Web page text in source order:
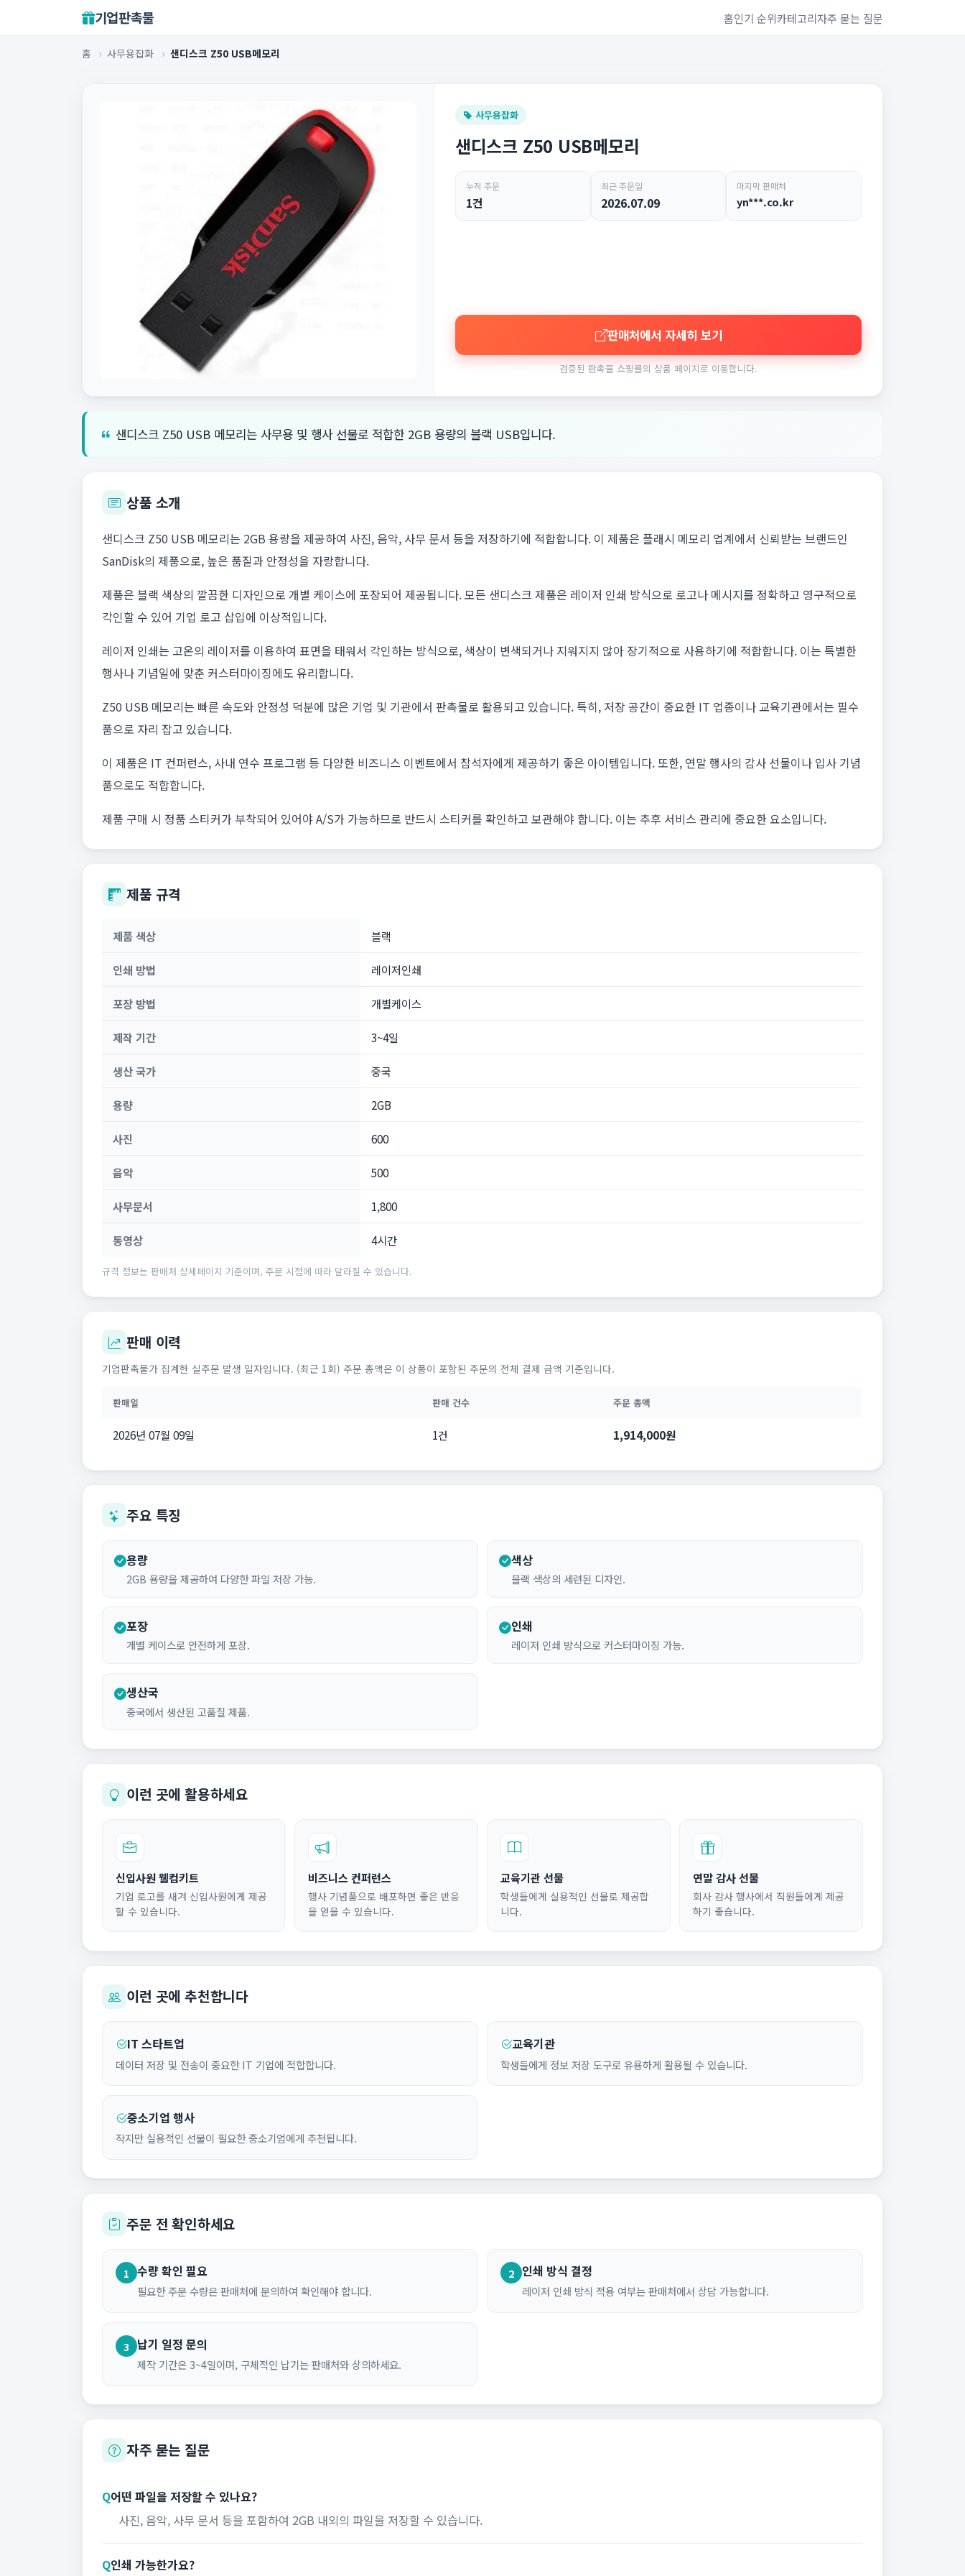
기업판촉물 홈인기 순위카테고리자주 묻는 질문
홈 › 사무용잡화 › 샌디스크 Z50 USB메모리
사무용잡화
샌디스크 Z50 USB메모리
누적 주문
1건
최근 주문일
2026.07.09
마지막 판매처
yn***.co.kr
판매처에서 자세히 보기
검증된 판촉물 쇼핑몰의 상품 페이지로 이동합니다.
샌디스크 Z50 USB 메모리는 사무용 및 행사 선물로 적합한 2GB 용량의 블랙 USB입니다.
상품 소개
샌디스크 Z50 USB 메모리는 2GB 용량을 제공하여 사진, 음악, 사무 문서 등을 저장하기에 적합합니다. 이 제품은 플래시 메모리 업계에서 신뢰받는 브랜드인
SanDisk의 제품으로, 높은 품질과 안정성을 자랑합니다.
제품은 블랙 색상의 깔끔한 디자인으로 개별 케이스에 포장되어 제공됩니다. 모든 샌디스크 제품은 레이저 인쇄 방식으로 로고나 메시지를 정확하고 영구적으로
각인할 수 있어 기업 로고 삽입에 이상적입니다.
레이저 인쇄는 고온의 레이저를 이용하여 표면을 태워서 각인하는 방식으로, 색상이 변색되거나 지워지지 않아 장기적으로 사용하기에 적합합니다. 이는 특별한
행사나 기념일에 맞춘 커스터마이징에도 유리합니다.
Z50 USB 메모리는 빠른 속도와 안정성 덕분에 많은 기업 및 기관에서 판촉물로 활용되고 있습니다. 특히, 저장 공간이 중요한 IT 업종이나 교육기관에서는 필수
품으로 자리 잡고 있습니다.
이 제품은 IT 컨퍼런스, 사내 연수 프로그램 등 다양한 비즈니스 이벤트에서 참석자에게 제공하기 좋은 아이템입니다. 또한, 연말 행사의 감사 선물이나 입사 기념
품으로도 적합합니다.
제품 구매 시 정품 스티커가 부착되어 있어야 A/S가 가능하므로 반드시 스티커를 확인하고 보관해야 합니다. 이는 추후 서비스 관리에 중요한 요소입니다.
제품 규격
제품 색상 블랙
인쇄 방법 레이저인쇄
포장 방법 개별케이스
제작 기간 3~4일
생산 국가 중국
용량 2GB
사진 600
음악 500
사무문서 1,800
동영상 4시간
규격 정보는 판매처 상세페이지 기준이며, 주문 시점에 따라 달라질 수 있습니다.
판매 이력
기업판촉물가 집계한 실주문 발생 일자입니다. (최근 1회) 주문 총액은 이 상품이 포함된 주문의 전체 결제 금액 기준입니다.
판매일 판매 건수 주문 총액
2026년 07월 09일 1건 1,914,000원
주요 특징
용량
2GB 용량을 제공하여 다양한 파일 저장 가능.
색상
블랙 색상의 세련된 디자인.
포장
개별 케이스로 안전하게 포장.
인쇄
레이저 인쇄 방식으로 커스터마이징 가능.
생산국
중국에서 생산된 고품질 제품.
이런 곳에 활용하세요
신입사원 웰컴키트
기업 로고를 새겨 신입사원에게 제공
할 수 있습니다.
비즈니스 컨퍼런스
행사 기념품으로 배포하면 좋은 반응
을 얻을 수 있습니다.
교육기관 선물
학생들에게 실용적인 선물로 제공합
니다.
연말 감사 선물
회사 감사 행사에서 직원들에게 제공
하기 좋습니다.
이런 곳에 추천합니다
IT 스타트업
데이터 저장 및 전송이 중요한 IT 기업에 적합합니다.
교육기관
학생들에게 정보 저장 도구로 유용하게 활용될 수 있습니다.
중소기업 행사
작지만 실용적인 선물이 필요한 중소기업에게 추천됩니다.
주문 전 확인하세요
1 수량 확인 필요
필요한 주문 수량은 판매처에 문의하여 확인해야 합니다.
2 인쇄 방식 결정
레이저 인쇄 방식 적용 여부는 판매처에서 상담 가능합니다.
3 납기 일정 문의
제작 기간은 3~4일이며, 구체적인 납기는 판매처와 상의하세요.
자주 묻는 질문
Q어떤 파일을 저장할 수 있나요?
사진, 음악, 사무 문서 등을 포함하여 2GB 내외의 파일을 저장할 수 있습니다.
Q인쇄 가능한가요?